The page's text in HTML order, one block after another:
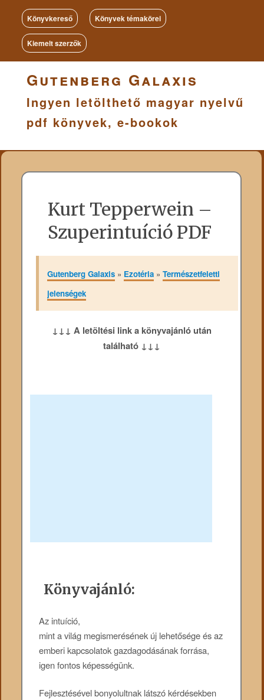
Könyvkereső Könyvek témakörei
Kiemelt szerzők
Gutenberg Galaxis
Ingyen letölthető magyar nyelvű
pdf könyvek, e-bookok
Kurt Tepperwein –
Szuperintuíció PDF
Gutenberg Galaxis» Ezotéria» Természetfeletti
jelenségek
↓↓↓ A letöltési link a könyvajánló után
található ↓↓↓
Könyvajánló:
Az intuíció,
mint a világ megismerésének új lehetősége és az
emberi kapcsolatok gazdagodásának forrása,
igen fontos képességünk.
Fejlesztésével bonyolultnak látszó kérdésekben